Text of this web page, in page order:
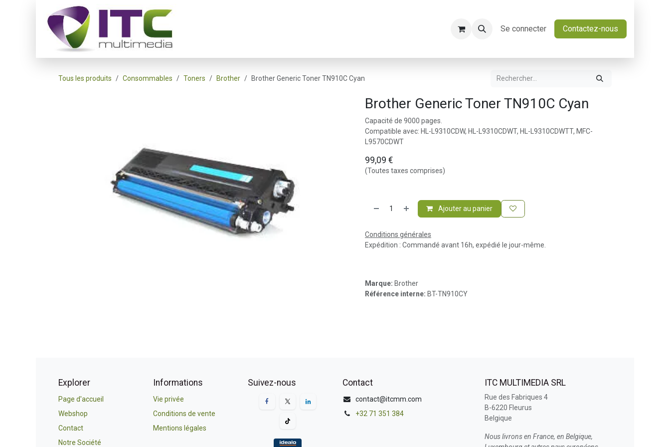
Se connecter Contactez-nous
Tous les produits Consommables Toners Brother Brother Generic Toner TN910C Cyan
Brother Generic Toner TN910C Cyan
Capacité de 9000 pages.
Compatible avec: HL-L9310CDW, HL-L9310CDWT, HL-L9310CDWTT, MFC-
L9570CDWT
99,09 €
(Toutes taxes comprises)
Ajouter au panier
Conditions générales
Expédition : Commandé avant 16h, expédié le jour-même.
Marque: Brother
Référence interne: BT-TN910CY
Explorer
Page d'accueil
Webshop
Contact
Notre Société
Informations
Vie privée
Conditions de vente
Mentions légales
Suivez-nous Contact
contact@itcmm.com
+32 71 351 384
ITC MULTIMEDIA SRL
Rue des Fabriques 4
B-6220 Fleurus
Belgique
Nous livrons en France, en Belgique,